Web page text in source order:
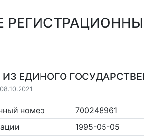
ЕДИНОГО
номер
700248961
1995-05-05